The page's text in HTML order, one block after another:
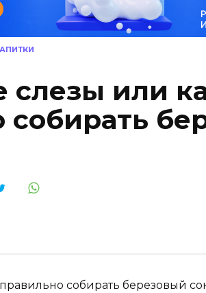
слезы или
собирать
собирать березовый